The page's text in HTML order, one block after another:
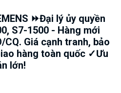
⏩Đại lý ủy quyền
S7-1500 - Hàng mới
CQ. Giá cạnh tranh, bảo
hàng toàn quốc ✓Ưu
lớn!